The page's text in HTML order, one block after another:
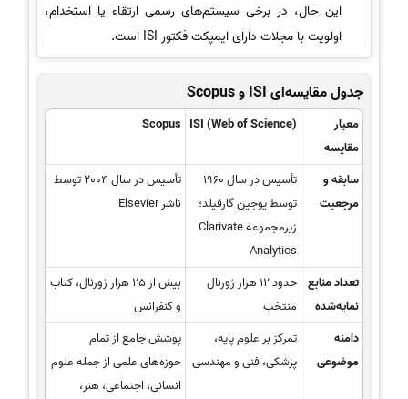
این حال، در برخی سیستم‌های رسمی ارتقاء یا استخدام،
اولویت با مجلات دارای ایمپکت فکتور ISI است.
جدول مقایسه‌ای ISI و Scopus
معیار
مقایسه
ISI (Web of Science)
Scopus
سابقه و
مرجعیت
تأسیس در سال 1960
توسط یوجین گارفیلد؛
زیرمجموعه Clarivate
Analytics
تأسیس در سال 2004 توسط
ناشر Elsevier
تعداد منابع
نمایه‌شده
حدود 12 هزار ژورنال
منتخب
بیش از 25 هزار ژورنال، کتاب
و کنفرانس
دامنه
موضوعی
تمرکز بر علوم پایه،
پزشکی، فنی و مهندسی
پوشش جامع از تمام
حوزه‌های علمی از جمله علوم
انسانی، اجتماعی، هنر،